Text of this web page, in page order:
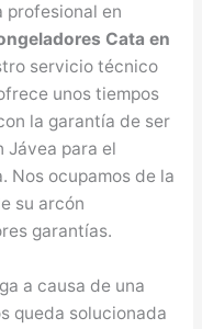
profesional en
Cata en
servicio técnico
unos tiempos
la garantía de ser
Jávea para el
Nos ocupamos de la
su arcón
garantías.
a causa de una
queda solucionada